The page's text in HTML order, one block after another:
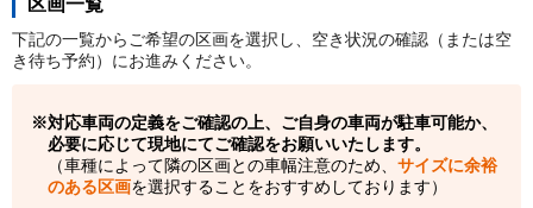
下記の一覧からご希望の区画を選択し、空き状況の確認（または空
き待ち予約）にお進みください。
対応車両の定義をご確認の上、ご自身の車両が駐車可能か、
必要に応じて現地にてご確認をお願いいたします。
（車種によって隣の区画との車幅注意のため、 サイズに余裕
のある区画を選択することをおすすめしております）